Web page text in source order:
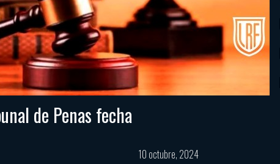
de Penas fecha
10 octubre, 2024